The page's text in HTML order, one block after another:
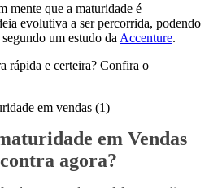
mente que a maturidade é
evolutiva a ser percorrida, podendo
um estudo da Accenture.
rápida e certeira? Confira o
em Vendas
agora?